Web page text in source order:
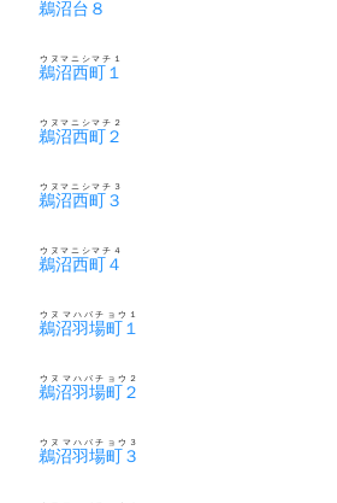
鵜沼台８
鵜沼西町１
ウヌマニシマチ１
鵜沼西町２
ウヌマニシマチ２
鵜沼西町３
ウヌマニシマチ３
鵜沼西町４
ウヌマニシマチ４
鵜沼羽場町１
ウヌマハバチョウ１
鵜沼羽場町２
ウヌマハバチョウ２
鵜沼羽場町３
ウヌマハバチョウ３